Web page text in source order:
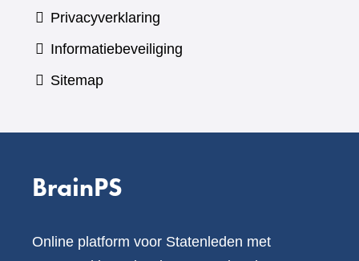
Privacyverklaring
Informatiebeveiliging
Sitemap
BrainPS
Online platform voor Statenleden met